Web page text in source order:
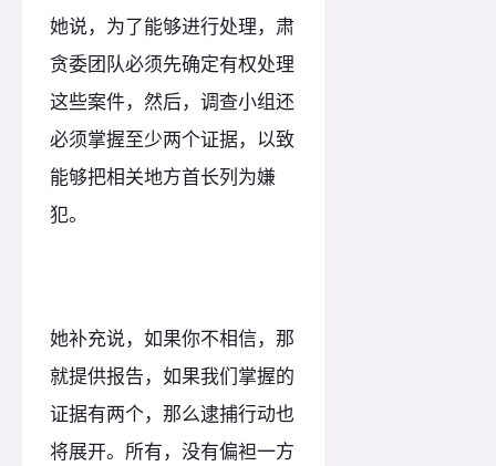
她说，为了能够进行处理，肃
贪委团队必须先确定有权处理
这些案件，然后，调查小组还
必须掌握至少两个证据，以致
能够把相关地方首长列为嫌
犯。
她补充说，如果你不相信，那
就提供报告，如果我们掌握的
证据有两个，那么逮捕行动也
将展开。所有，没有偏袒一方